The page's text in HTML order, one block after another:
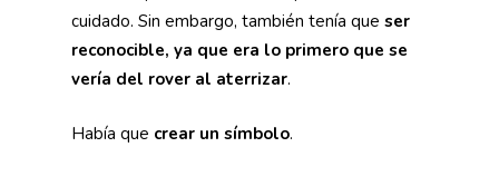
cuidado. Sin embargo, también tenía que ser
reconocible, ya que era lo primero que se
vería del rover al aterrizar.
Había que crear un símbolo.